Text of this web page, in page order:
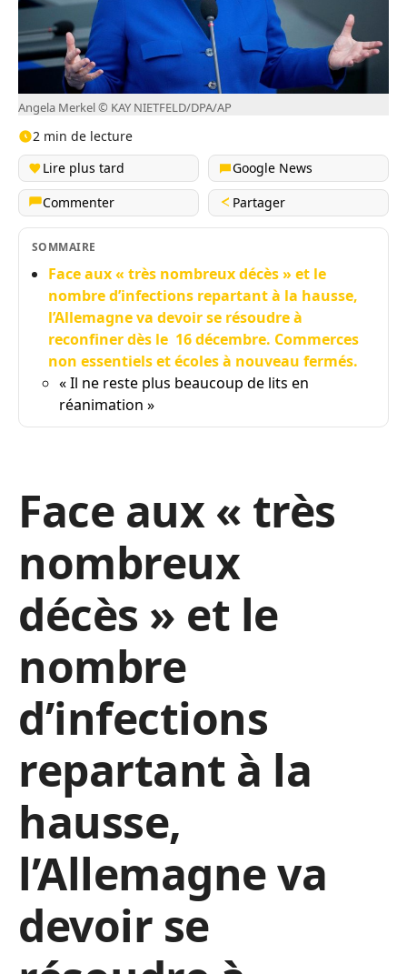
Angela Merkel © KAY NIETFELD/DPA/AP
2 min de lecture
Lire plus tard
Google News
Commenter
Partager
SOMMAIRE
Face aux « très nombreux décès » et le
nombre d’infections repartant à la hausse,
l’Allemagne va devoir se résoudre à
reconfiner dès le 16 décembre. Commerces
non essentiels et écoles à nouveau fermés.
« Il ne reste plus beaucoup de lits en
réanimation »
Face aux « très
nombreux
décès » et le
nombre
d’infections
repartant à la
hausse,
l’Allemagne va
devoir se